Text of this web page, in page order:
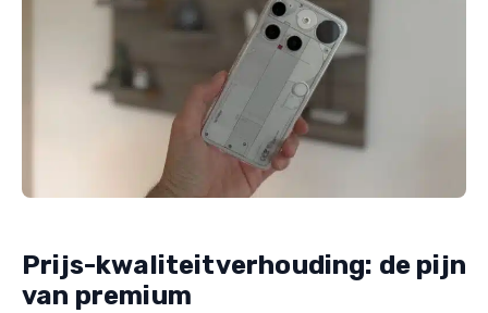
Prijs-kwaliteitverhouding: de pijn
van premium